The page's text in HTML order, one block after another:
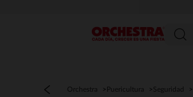
Menú
Orchestra Puericultura Seguridad